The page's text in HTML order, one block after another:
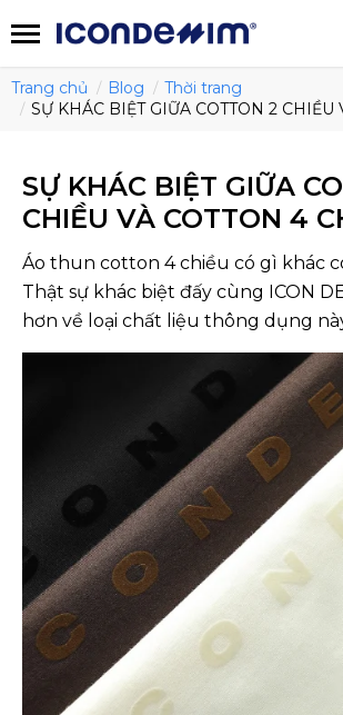
Trang chủ Blog
Thời trang
SỰ KHÁC BIỆT GIỮA COTTON 2 CHIỀU
SỰ KHÁC BIỆT GIỮA
CHIỀU VÀ COTTON 4
Áo thun cotton 4 chiều có gì khác
Thật sự khác biệt đấy cùng ICON
hơn về loại chất liệu thông dụng